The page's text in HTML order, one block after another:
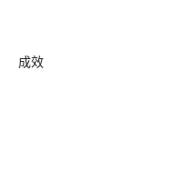
成效